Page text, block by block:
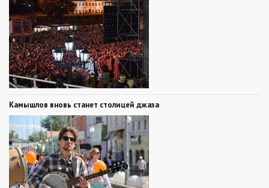
Камышлов вновь станет столицей джаза